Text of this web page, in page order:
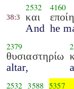
38:3
2532
και
And
4160
he
2379
θυσιαστηρίω
altar,
2532 3588 5357